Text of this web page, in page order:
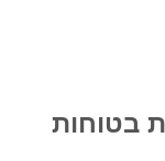
בטוחות